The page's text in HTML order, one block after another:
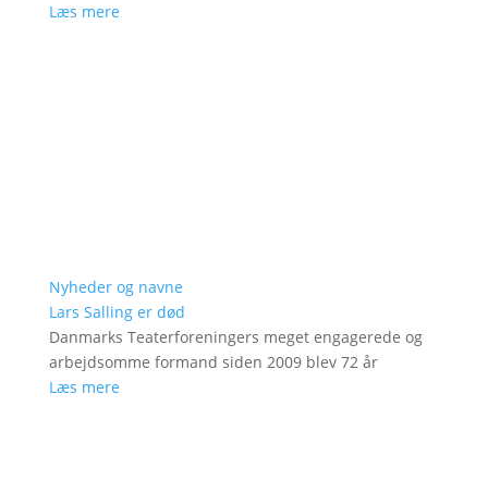
Læs mere
Nyheder og navne
Lars Salling er død
Danmarks Teaterforeningers meget engagerede og
arbejdsomme formand siden 2009 blev 72 år
Læs mere